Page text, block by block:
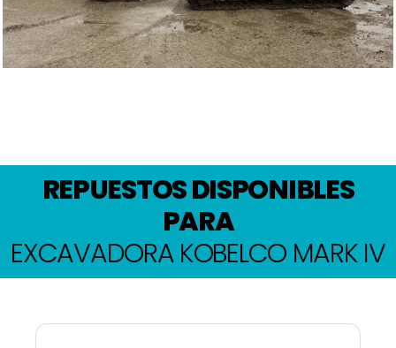
REPUESTOS DISPONIBLES
PARA
EXCAVADORA KOBELCO MARK IV